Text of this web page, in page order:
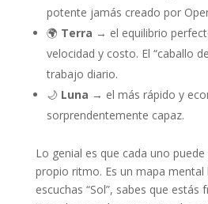
potente jamás creado por
🌍 Terra → el equilibrio
velocidad y costo. El “caballo
trabajo diario.
🌙 Luna → el más rápido y
sorprendentemente capaz.
Lo genial es que cada uno
propio ritmo. Es un mapa mental
escuchas “Sol”, sabes que